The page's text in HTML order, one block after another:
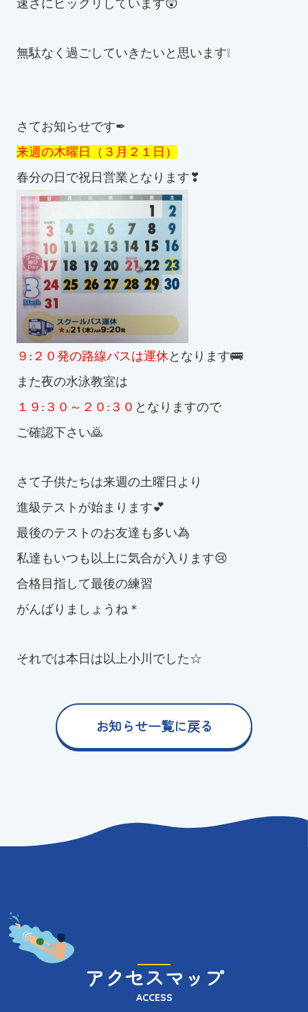
平日 9:00～22:00｜土祝 9:00～21:00
メールでお問い合わせ
速さにビックリしています😲
無駄なく過ごしていきたいと思います❕
さてお知らせです✒
来週の木曜日（３月２１日）
春分の日で祝日営業となります❣
９:２０発の路線バスは運休となります🚌
また夜の水泳教室は
１９:３０～２０:３０ となりますので
ご確認下さい🙇
さて子供たちは来週の土曜日より
進級テストが始まります💕
最後のテストのお友達も多い為
私達もいつも以上に気合が入ります😢
合格目指して最後の練習
がんばりましょうね＊
それでは本日は以上小川でした☆
お知らせ一覧に戻る
アクセスマップ
ACCESS